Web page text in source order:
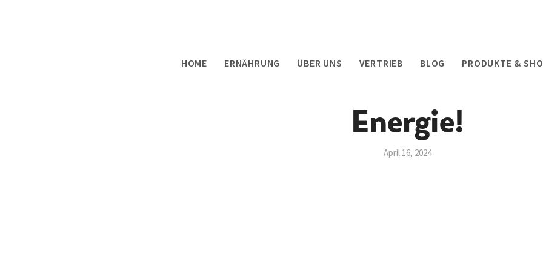
HOME ERNÄHRUNG ÜBER UNS VERTRIEB BLOG PRODUKTE &
Energie!
April 16, 2024